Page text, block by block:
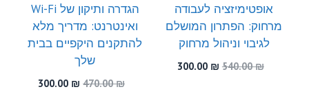
אופטימיזציה לעבודה
מרחוק: הפתרון המושלם
לגיבוי וניהול מרחוק
540.00₪
המחיר
300.00 ₪
הגדרה ותיקון של Wi-Fi
ואינטרנט: מדריך מלא
להתקנים היקפיים בבית
שלך
470.00₪
המחיר
300.00 ₪
המחיר